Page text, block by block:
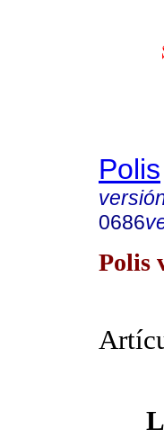
Polis
0686
Polis